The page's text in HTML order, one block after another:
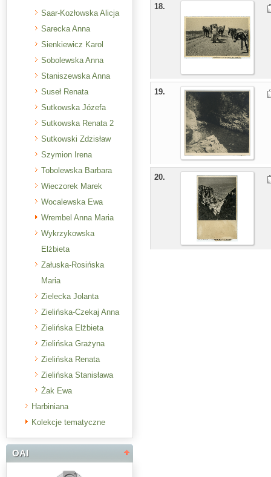
Saar-Kozłowska Alicja
Sarecka Anna
Sienkiewicz Karol
Sobolewska Anna
Staniszewska Anna
Suseł Renata
Sutkowska Józefa
Sutkowska Renata 2
Sutkowski Zdzisław
Szymion Irena
Tobolewska Barbara
Wieczorek Marek
Wocalewska Ewa
Wrembel Anna Maria
Wykrzykowska
Elżbieta
Załuska-Rosińska
Maria
Zielecka Jolanta
Zielińska-Czekaj Anna
Zielińska Elżbieta
Zielińska Grażyna
Zielińska Renata
Zielińska Stanisława
Żak Ewa
Harbiniana
Kolekcje tematyczne
OAI
18.
19.
20.